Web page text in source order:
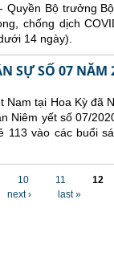
Quyền Bộ trưởng
chống dịch
14 ngày).
SỰ SỐ 07 NĂM
tại Hoa Kỳ đã
Niêm yết số 07/
113 vào các buổi
10 11
12
next › last »